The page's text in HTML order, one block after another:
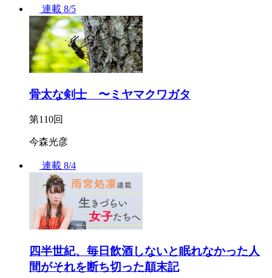
連載 8/5
骨太な剣士 〜ミヤマクワガタ
第110回
今森光彦
連載 8/4
四半世紀、毎日飲酒しないと眠れなかった人
間がそれを断ち切った顛末記